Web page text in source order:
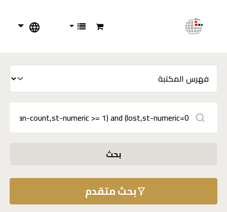
بحث
بحث متقدم